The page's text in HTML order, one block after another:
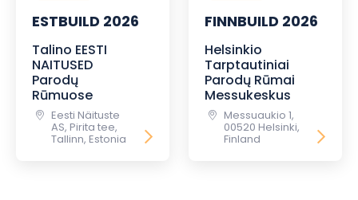
ESTBUILD 2026
Talino EESTI
NAITUSED
Parodų
Rūmuose
Eesti Näituste
AS, Pirita tee,
Tallinn, Estonia
FINNBUILD 2026
Helsinkio
Tarptautiniai
Parodų Rūmai
Messukeskus
Messuaukio 1,
00520 Helsinki,
Finland